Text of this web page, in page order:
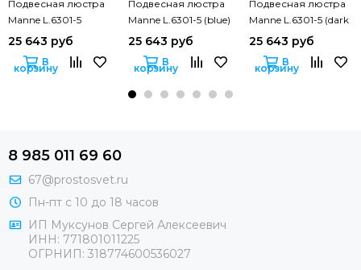
Подвесная люстра
Manne L.6301-5
(black)
25 643 руб
В
корзину
Подвесная люстра
Manne L.6301-5 (blue)
25 643 руб
В
корзину
Подвесная люстра
Manne L.6301-5 (dark
blue)
25 643 руб
В
корзину
8 985 011 69 60
67@prostosvet.ru
Пн-пт с 10 до 18 часов
ИП Муксунов Сергей Алексеевич
ИНН: 771801011225
ОГРНИП: 318774600536027